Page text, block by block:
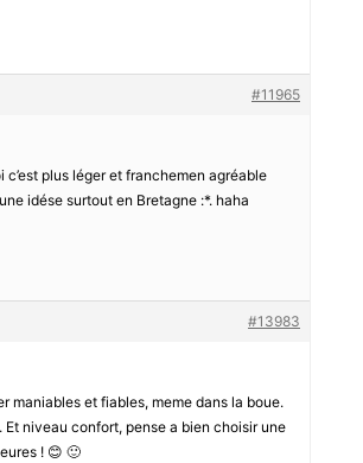
#11965
c’est plus léger et franchemen agréable
idése surtout en Bretagne :*. haha
#13983
maniables et fiables, meme dans la boue.
niveau confort, pense a bien choisir une
! 😊 🙂